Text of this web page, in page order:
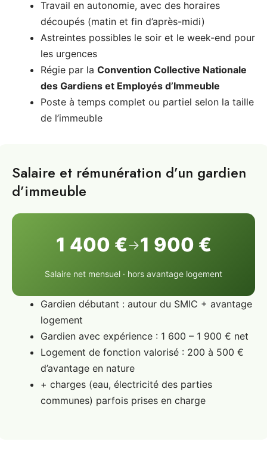
Travail en autonomie, avec des horaires
découpés (matin et fin d’après-midi)
Astreintes possibles le soir et le week-end pour
les urgences
Régie par la Convention Collective Nationale
des Gardiens et Employés d’Immeuble
Poste à temps complet ou partiel selon la taille
de l’immeuble
Salaire et rémunération d’un gardien
d’immeuble
1 400 €→1 900 €
Salaire net mensuel · hors avantage logement
Gardien débutant : autour du SMIC + avantage
logement
Gardien avec expérience : 1 600 – 1 900 € net
Logement de fonction valorisé : 200 à 500 €
d’avantage en nature
+ charges (eau, électricité des parties
communes) parfois prises en charge